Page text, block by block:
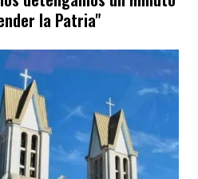
la Patria"